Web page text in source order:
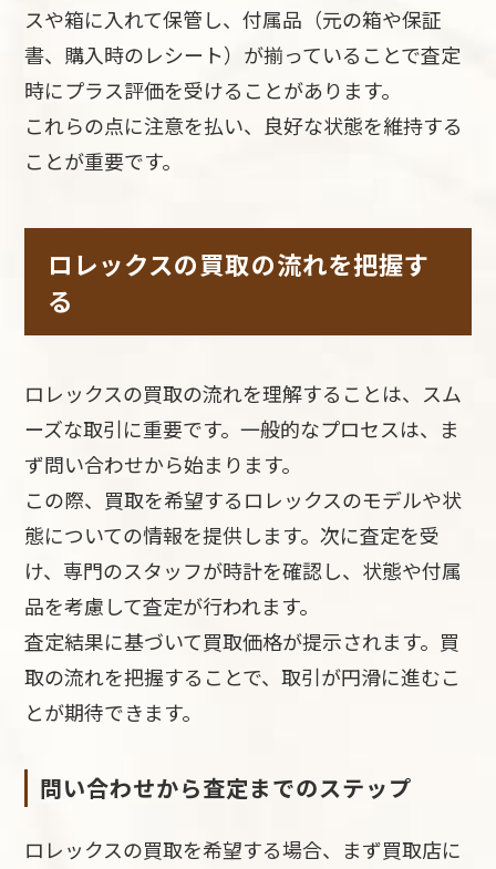
スや箱に入れて保管し、付属品（元の箱や保証
書、購入時のレシート）が揃っていることで査定
時にプラス評価を受けることがあります。
これらの点に注意を払い、良好な状態を維持する
ことが重要です。
ロレックスの買取の流れを把握す
る
ロレックスの買取の流れを理解することは、スム
ーズな取引に重要です。一般的なプロセスは、ま
ず問い合わせから始まります。
この際、買取を希望するロレックスのモデルや状
態についての情報を提供します。次に査定を受
け、専門のスタッフが時計を確認し、状態や付属
品を考慮して査定が行われます。
査定結果に基づいて買取価格が提示されます。買
取の流れを把握することで、取引が円滑に進むこ
とが期待できます。
問い合わせから査定までのステップ
ロレックスの買取を希望する場合、まず買取店に